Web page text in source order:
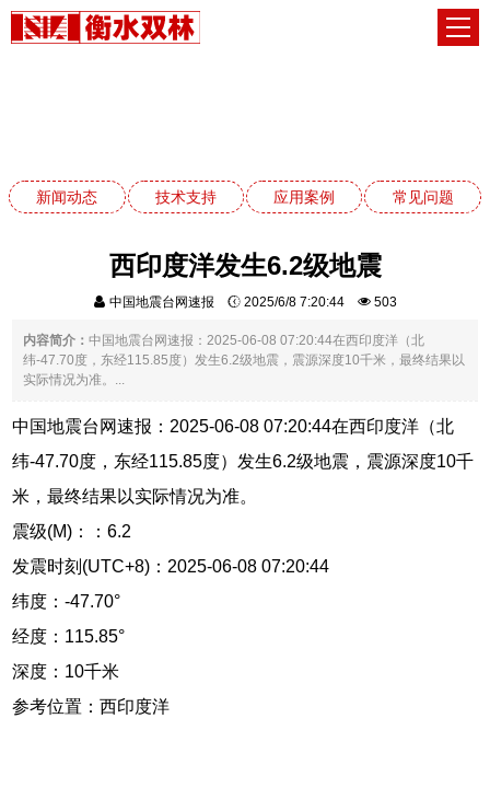
新闻动态 技术支持 应用案例 常见问题
西印度洋发生6.2级地震
中国地震台网速报 2025/6/8 7:20:44 503
内容简介：中国地震台网速报：2025-06-08 07:20:44在西印度洋（北
纬-47.70度，东经115.85度）发生6.2级地震，震源深度10千米，最终结果以
实际情况为准。...
中国地震台网速报：2025-06-08 07:20:44在西印度洋（北
纬-47.70度，东经115.85度）发生6.2级地震，震源深度10千
米，最终结果以实际情况为准。
震级(M)：：6.2
发震时刻(UTC+8)：2025-06-08 07:20:44
纬度：-47.70°
经度：115.85°
深度：10千米
参考位置：西印度洋